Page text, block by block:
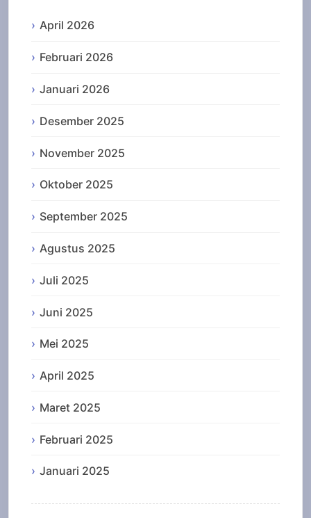
April 2026
Februari 2026
Januari 2026
Desember 2025
November 2025
Oktober 2025
September 2025
Agustus 2025
Juli 2025
Juni 2025
Mei 2025
April 2025
Maret 2025
Februari 2025
Januari 2025